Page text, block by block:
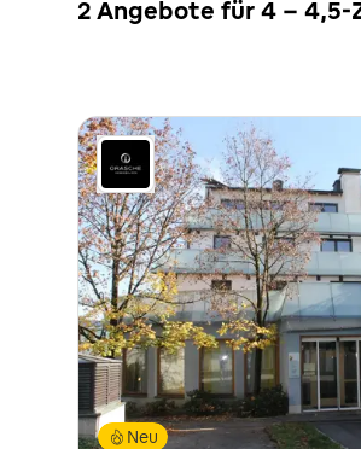
2 Angebote für 4 - 4,5-
Neu